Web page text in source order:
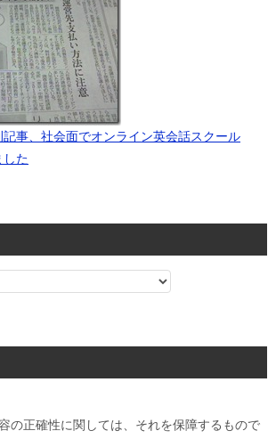
記事、社会面でオンライン英会話スクール
した
の正確性に関しては、それを保障するもので